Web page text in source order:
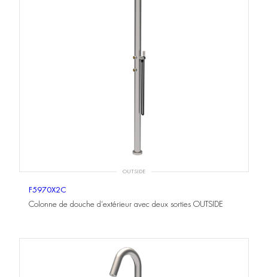
OUTSIDE
F5970X2C
Colonne de douche d’extérieur avec deux sorties OUTSIDE